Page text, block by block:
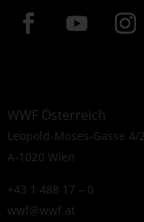
WWF Österreich
Leopold-Moses-Gasse 4/
A-1020 Wien
+43 1 488 17 – 0
wwf@wwf.at